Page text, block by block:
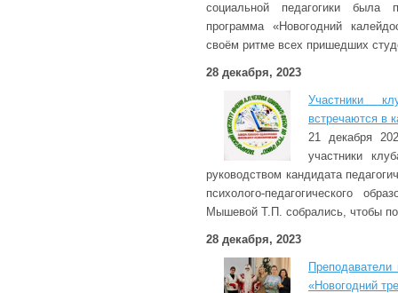
социальной педагогики была
программа «Новогодний
своём ритме всех пришедших
28 декабря, 2023
Участники
встречаются в
21 декабря
участники
руководством кандидата
психолого-педагогического
Мышевой Т.П. собрались, чтобы
28 декабря, 2023
«Новогодний